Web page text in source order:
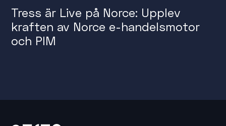
Tress är Live på Norce: Upplev
kraften av Norce e-handelsmotor
och PIM